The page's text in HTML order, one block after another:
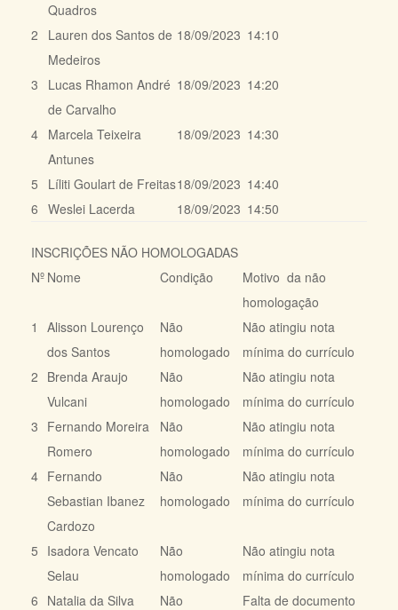
Quadros
2
Lauren dos Santos de
Medeiros
18/09/2023 14:10
3
Lucas Rhamon André
de Carvalho
18/09/2023 14:20
4 Marcela Teixeira
Antunes
18/09/2023 14:30
5 Líliti Goulart de Freitas18/09/2023 14:40
6 Weslei Lacerda 18/09/2023 14:50
INSCRIÇÕES NÃO HOMOLOGADAS
Nº Nome Condição
Motivo da não
homologação
1
Alisson Lourenço
dos Santos
Não
homologado
Não atingiu nota
mínima do currículo
2 Brenda Araujo
Vulcani
Não
homologado
Não atingiu nota
mínima do currículo
3 Fernando Moreira
Romero
Não
homologado
Não atingiu nota
mínima do currículo
4 Fernando
Sebastian Ibanez
Cardozo
Não
homologado
Não atingiu nota
mínima do currículo
5 Isadora Vencato
Selau
Não
homologado
Não atingiu nota
mínima do currículo
6 Natalia da Silva
Não
Falta de documento